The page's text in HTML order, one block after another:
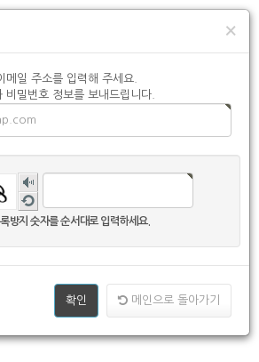
×
메일 주소를 입력해 주세요.
비밀번호 정보를 보내드립니다.
숫
자
음
성
새
로
고
침
방지 숫자를 순서대로 입력하세요.
메인으로 돌아가기